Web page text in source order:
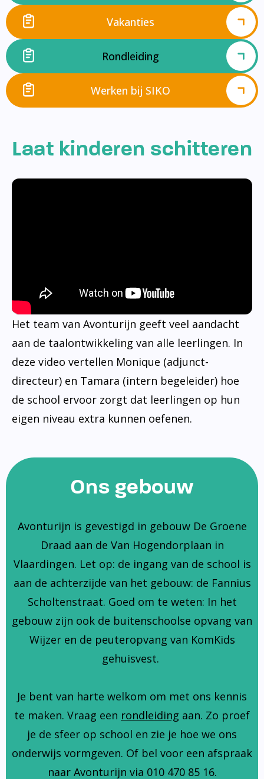
Vakanties
Rondleiding
Werken bij SIKO
Laat kinderen schitteren
Het team van Avonturijn geeft veel aandacht
aan de taalontwikkeling van alle leerlingen. In
deze video vertellen Monique (adjunct-
directeur) en Tamara (intern begeleider) hoe
de school ervoor zorgt dat leerlingen op hun
eigen niveau extra kunnen oefenen.
Ons gebouw
Avonturijn is gevestigd in gebouw De Groene
Draad aan de Van Hogendorplaan in
Vlaardingen. Let op: de ingang van de school is
aan de achterzijde van het gebouw: de Fannius
Scholtenstraat. Goed om te weten: In het
gebouw zijn ook de buitenschoolse opvang van
Wijzer en de peuteropvang van KomKids
gehuisvest.
Je bent van harte welkom om met ons kennis
te maken. Vraag een rondleiding aan. Zo proef
je de sfeer op school en zie je hoe we ons
onderwijs vormgeven. Of bel voor een afspraak
naar Avonturijn via 010 470 85 16.